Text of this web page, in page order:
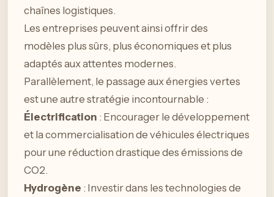
chaînes logistiques.
Les entreprises peuvent ainsi offrir des
modèles plus sûrs, plus économiques et plus
adaptés aux attentes modernes.
Parallèlement, le passage aux énergies vertes
est une autre stratégie incontournable :
Électrification : Encourager le développement
et la commercialisation de véhicules électriques
pour une réduction drastique des émissions de
CO2.
Hydrogène : Investir dans les technologies de